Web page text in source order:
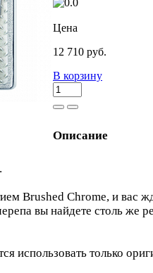
Цена
12 710 руб.
В корзину
Описание
Brushed Chrome, и вас
вы найдете столь же
использовать только